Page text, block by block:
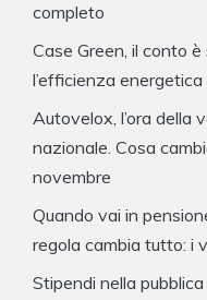
completo
Case Green, il conto
l’efficienza
Autovelox, l’ora della
nazionale. Cosa
novembre
Quando vai in
regola cambia tutto: i
Stipendi nella